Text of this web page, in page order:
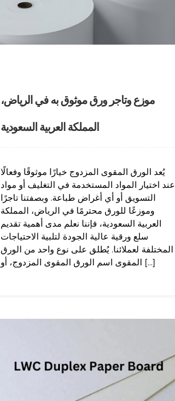
موزع وتاجر ورق موثوق به في الرياض،
المملكة العربية السعودية
يُعد الورق المقوى المزدوج خيارًا موثوقًا وفعالًا
عند اختيار المواد المستخدمة في التغليف أو مواد
التسويق أو أي أغراض طباعة. وبصفتنا تاجرًا
وموزعًا للورق محترمًا في الرياض، المملكة
العربية السعودية، فإننا نعلم مدى أهمية تقديم
سلع ورقية عالية الجودة لتلبية الاحتياجات
المختلفة لعملائنا. يُطلق على نوع واحد من الورق
المقوى اسم الورق المقوى المزدوج، أو [...]